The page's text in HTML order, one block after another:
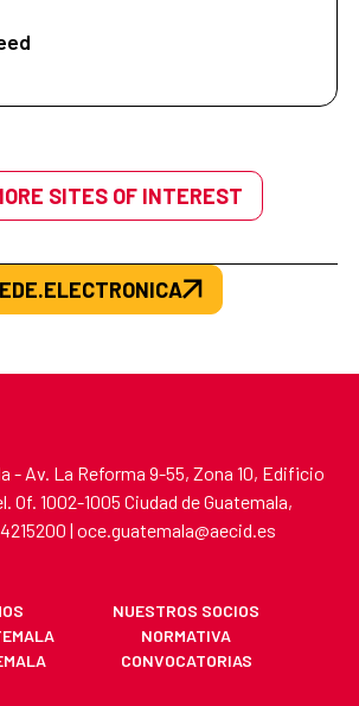
SITES OF INTEREST
- Av. La Reforma 9-55, Zona 10, Edificio
Of. 1002-1005 Ciudad de Guatemala,
| oce.guatemala@aecid.es
NUESTROS SOCIOS
NORMATIVA
CONVOCATORIAS